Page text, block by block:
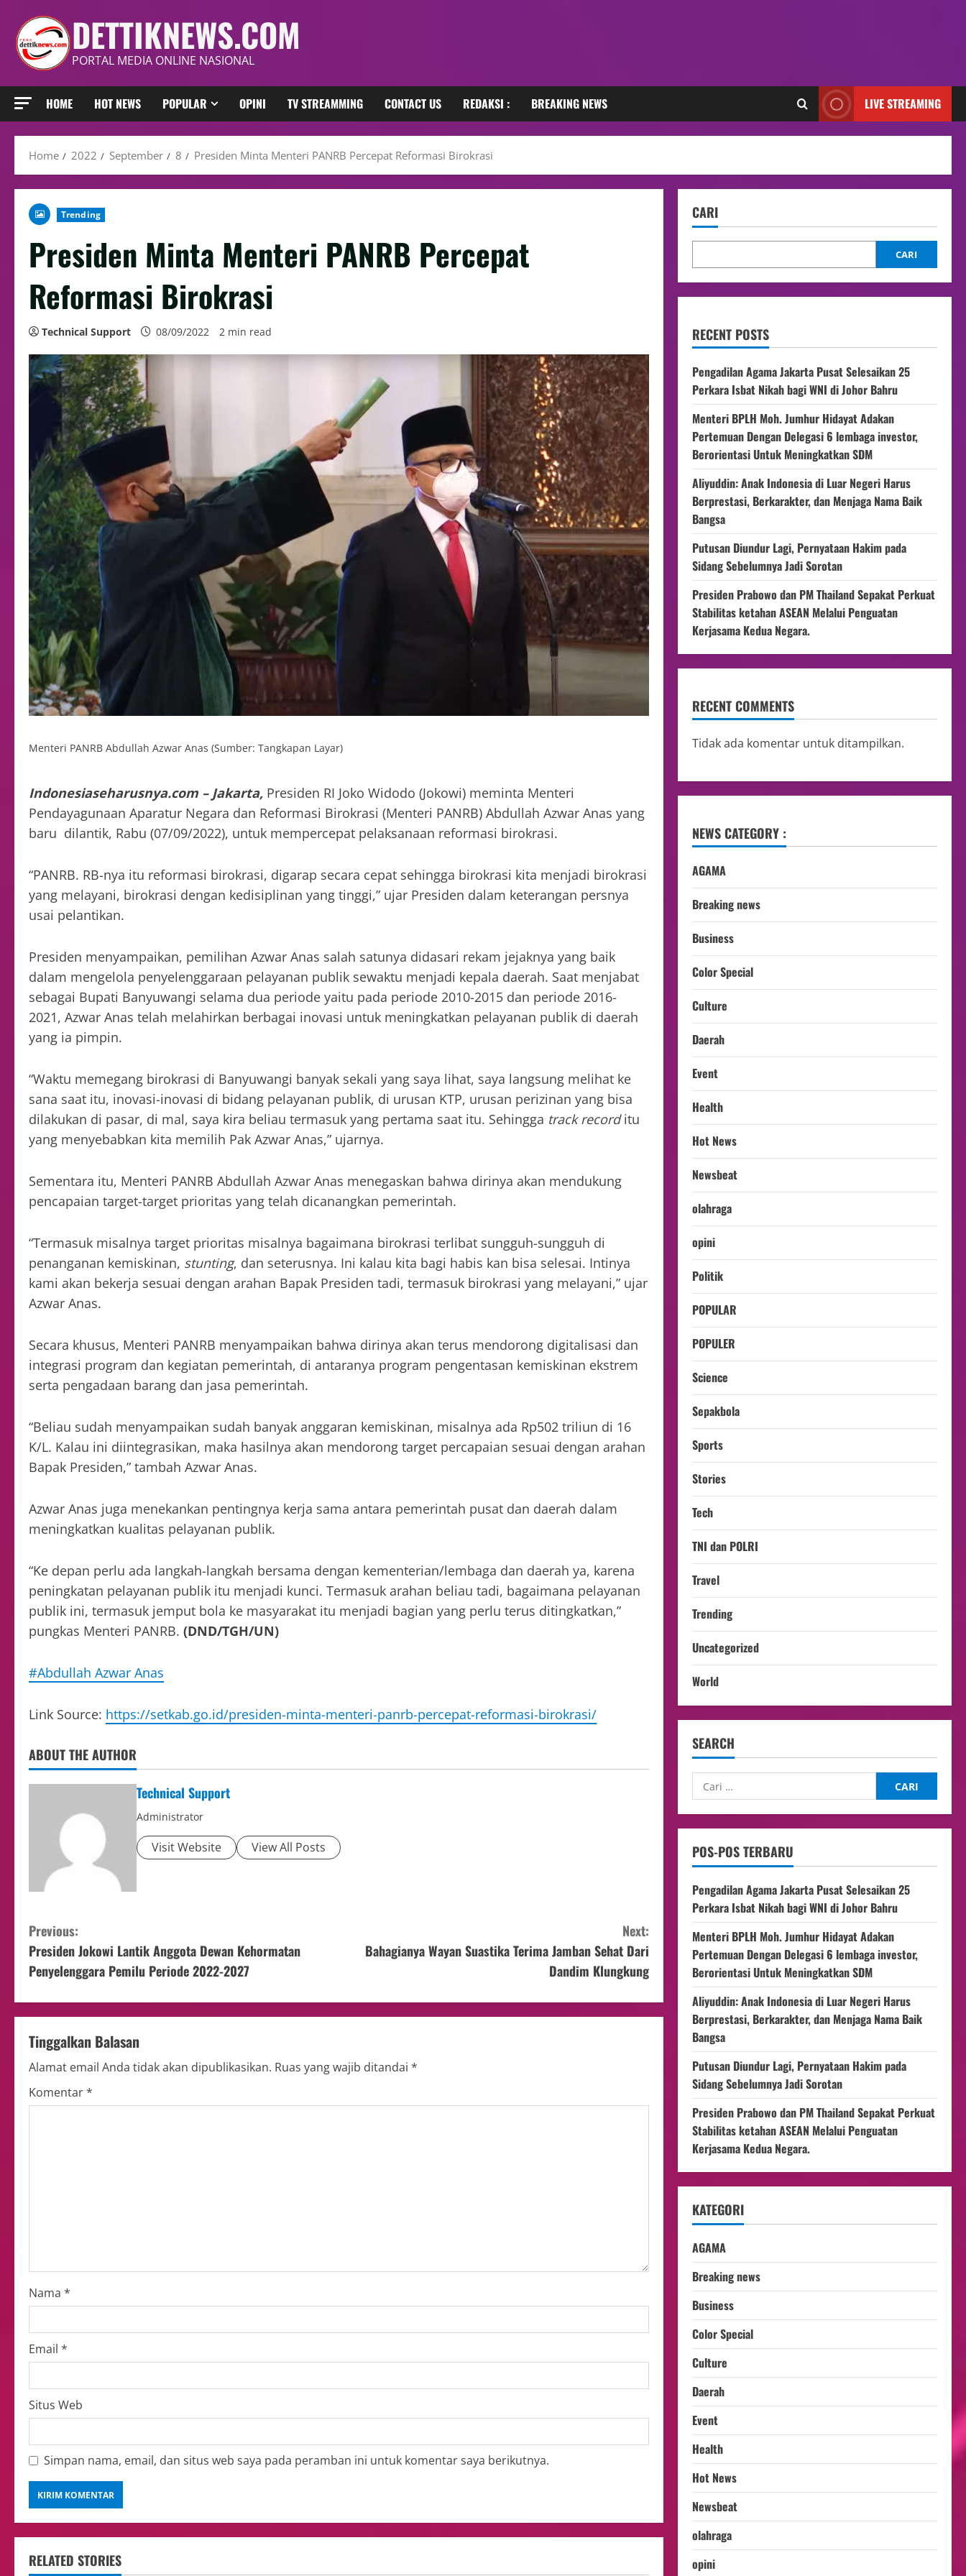
DETTIKNEWS.COM
PORTAL MEDIA ONLINE NASIONAL
HOME HOT NEWS POPULAR OPINI TV STREAMMING CONTACT US REDAKSI : BREAKING NEWS LIVE STREAMING
Home 2022 September 8 Presiden Minta Menteri PANRB Percepat Reformasi Birokrasi
Trending
Presiden Minta Menteri PANRB Percepat
Reformasi Birokrasi
Technical Support 08/09/2022 2 min read
Menteri PANRB Abdullah Azwar Anas (Sumber: Tangkapan Layar)
Indonesiaseharusnya.com – Jakarta, Presiden RI Joko Widodo (Jokowi) meminta Menteri
Pendayagunaan Aparatur Negara dan Reformasi Birokrasi (Menteri PANRB) Abdullah Azwar Anas yang
baru dilantik, Rabu (07/09/2022), untuk mempercepat pelaksanaan reformasi birokrasi.
“PANRB. RB-nya itu reformasi birokrasi, digarap secara cepat sehingga birokrasi kita menjadi birokrasi
yang melayani, birokrasi dengan kedisiplinan yang tinggi,” ujar Presiden dalam keterangan persnya
usai pelantikan.
Presiden menyampaikan, pemilihan Azwar Anas salah satunya didasari rekam jejaknya yang baik
dalam mengelola penyelenggaraan pelayanan publik sewaktu menjadi kepala daerah. Saat menjabat
sebagai Bupati Banyuwangi selama dua periode yaitu pada periode 2010-2015 dan periode 2016-
2021, Azwar Anas telah melahirkan berbagai inovasi untuk meningkatkan pelayanan publik di daerah
yang ia pimpin.
“Waktu memegang birokrasi di Banyuwangi banyak sekali yang saya lihat, saya langsung melihat ke
sana saat itu, inovasi-inovasi di bidang pelayanan publik, di urusan KTP, urusan perizinan yang bisa
dilakukan di pasar, di mal, saya kira beliau termasuk yang pertama saat itu. Sehingga track recorditu
yang menyebabkan kita memilih Pak Azwar Anas,” ujarnya.
Sementara itu, Menteri PANRB Abdullah Azwar Anas menegaskan bahwa dirinya akan mendukung
pencapaian target-target prioritas yang telah dicanangkan pemerintah.
“Termasuk misalnya target prioritas misalnya bagaimana birokrasi terlibat sungguh-sungguh di
penanganan kemiskinan, stunting, dan seterusnya. Ini kalau kita bagi habis kan bisa selesai. Intinya
kami akan bekerja sesuai dengan arahan Bapak Presiden tadi, termasuk birokrasi yang melayani,” ujar
Azwar Anas.
Secara khusus, Menteri PANRB menyampaikan bahwa dirinya akan terus mendorong digitalisasi dan
integrasi program dan kegiatan pemerintah, di antaranya program pengentasan kemiskinan ekstrem
serta pengadaan barang dan jasa pemerintah.
“Beliau sudah menyampaikan sudah banyak anggaran kemiskinan, misalnya ada Rp502 triliun di 16
K/L. Kalau ini diintegrasikan, maka hasilnya akan mendorong target percapaian sesuai dengan arahan
Bapak Presiden,” tambah Azwar Anas.
Azwar Anas juga menekankan pentingnya kerja sama antara pemerintah pusat dan daerah dalam
meningkatkan kualitas pelayanan publik.
“Ke depan perlu ada langkah-langkah bersama dengan kementerian/lembaga dan daerah ya, karena
peningkatan pelayanan publik itu menjadi kunci. Termasuk arahan beliau tadi, bagaimana pelayanan
publik ini, termasuk jemput bola ke masyarakat itu menjadi bagian yang perlu terus ditingkatkan,”
pungkas Menteri PANRB. (DND/TGH/UN)
#Abdullah Azwar Anas
Link Source: https://setkab.go.id/presiden-minta-menteri-panrb-percepat-reformasi-birokrasi/
ABOUT THE AUTHOR
Technical Support
Administrator
Visit Website View All Posts
Previous:
Presiden Jokowi Lantik Anggota Dewan Kehormatan
Penyelenggara Pemilu Periode 2022-2027
Next:
Bahagianya Wayan Suastika Terima Jamban Sehat Dari
Dandim Klungkung
Tinggalkan Balasan
Alamat email Anda tidak akan dipublikasikan. Ruas yang wajib ditandai *
Komentar*
Nama *
Email *
Situs Web
Simpan nama, email, dan situs web saya pada peramban ini untuk komentar saya berikutnya.
RELATED STORIES
CARI
CARI
RECENT POSTS
Pengadilan Agama Jakarta Pusat Selesaikan 25
Perkara Isbat Nikah bagi WNI di Johor Bahru
Menteri BPLH Moh. Jumhur Hidayat Adakan
Pertemuan Dengan Delegasi 6 lembaga investor,
Berorientasi Untuk Meningkatkan SDM
Aliyuddin: Anak Indonesia di Luar Negeri Harus
Berprestasi, Berkarakter, dan Menjaga Nama Baik
Bangsa
Putusan Diundur Lagi, Pernyataan Hakim pada
Sidang Sebelumnya Jadi Sorotan
Presiden Prabowo dan PM Thailand Sepakat Perkuat
Stabilitas ketahan ASEAN Melalui Penguatan
Kerjasama Kedua Negara.
RECENT COMMENTS
Tidak ada komentar untuk ditampilkan.
NEWS CATEGORY :
AGAMA
Breaking news
Business
Color Special
Culture
Daerah
Event
Health
Hot News
Newsbeat
olahraga
opini
Politik
POPULAR
POPULER
Science
Sepakbola
Sports
Stories
Tech
TNI dan POLRI
Travel
Trending
Uncategorized
World
SEARCH
POS-POS TERBARU
Pengadilan Agama Jakarta Pusat Selesaikan 25
Perkara Isbat Nikah bagi WNI di Johor Bahru
Menteri BPLH Moh. Jumhur Hidayat Adakan
Pertemuan Dengan Delegasi 6 lembaga investor,
Berorientasi Untuk Meningkatkan SDM
Aliyuddin: Anak Indonesia di Luar Negeri Harus
Berprestasi, Berkarakter, dan Menjaga Nama Baik
Bangsa
Putusan Diundur Lagi, Pernyataan Hakim pada
Sidang Sebelumnya Jadi Sorotan
Presiden Prabowo dan PM Thailand Sepakat Perkuat
Stabilitas ketahan ASEAN Melalui Penguatan
Kerjasama Kedua Negara.
KATEGORI
AGAMA
Breaking news
Business
Color Special
Culture
Daerah
Event
Health
Hot News
Newsbeat
olahraga
opini